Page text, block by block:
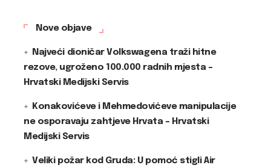
Nove objave
Najveći dioničar Volkswagena traži hitne
rezove, ugroženo 100.000 radnih mjesta –
Hrvatski Medijski Servis
Konakovićeve i Mehmedovićeve manipulacije
ne osporavaju zahtjeve Hrvata – Hrvatski
Medijski Servis
Veliki požar kod Gruda: U pomoć stigli Air